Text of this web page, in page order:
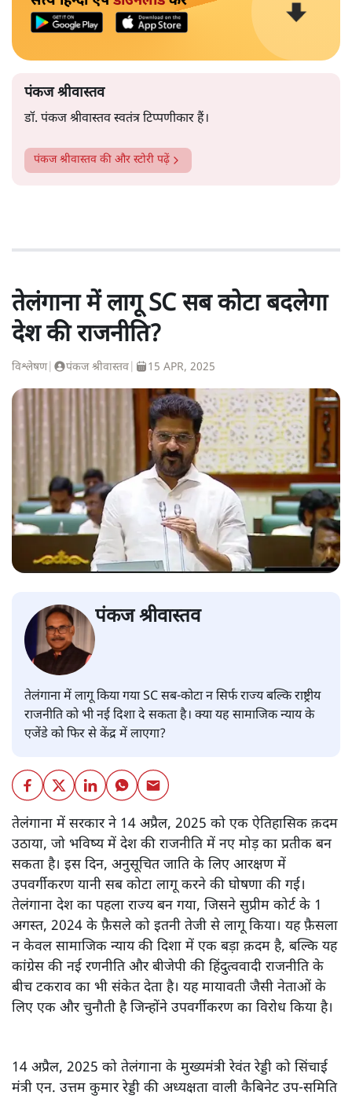
पंकज श्रीवास्तव
डॉ. पंकज श्रीवास्तव स्वतंत्र टिप्पणीकार हैं।
पंकज श्रीवास्तव की और स्टोरी पढ़ें
तेलंगाना में लागू SC सब कोटा बदलेगा
देश की राजनीति?
विश्लेषण| पंकज श्रीवास्तव 15 APR, 2025
पंकज श्रीवास्तव
तेलंगाना में लागू किया गया SC सब-कोटा न सिर्फ राज्य बल्कि राष्ट्रीय
राजनीति को भी नई दिशा दे सकता है। क्या यह सामाजिक न्याय के
एजेंडे को फिर से केंद्र में लाएगा?
तेलंगाना में सरकार ने 14 अप्रैल, 2025 को एक ऐतिहासिक क़दम
उठाया, जो भविष्य में देश की राजनीति में नए मोड़ का प्रतीक बन
सकता है। इस दिन, अनुसूचित जाति के लिए आरक्षण में
उपवर्गीकरण यानी सब कोटा लागू करने की घोषणा की गई।
तेलंगाना देश का पहला राज्य बन गया, जिसने सुप्रीम कोर्ट के 1
अगस्त, 2024 के फ़ैसले को इतनी तेजी से लागू किया। यह फ़ैसला
न केवल सामाजिक न्याय की दिशा में एक बड़ा क़दम है, बल्कि यह
कांग्रेस की नई रणनीति और बीजेपी की हिंदुत्ववादी राजनीति के
बीच टकराव का भी संकेत देता है। यह मायावती जैसी नेताओं के
लिए एक और चुनौती है जिन्होंने उपवर्गीकरण का विरोध किया है।
14 अप्रैल, 2025 को तेलंगाना के मुख्यमंत्री रेवंत रेड्डी को सिंचाई
मंत्री एन. उत्तम कुमार रेड्डी की अध्यक्षता वाली कैबिनेट उप-समिति